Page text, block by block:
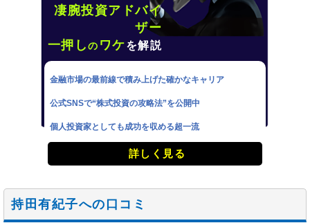
凄腕投資アドバイ
ザー
一押しの ワケを解説
金融市場の最前線で積み上げた確かなキャリア
公式SNSで“株式投資の攻略法”を公開中
個人投資家としても成功を収める超一流
詳しく見る
持田有紀子への口コミ